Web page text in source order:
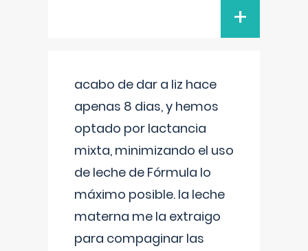
+
acabo de dar a liz hace
apenas 8 dias, y hemos
optado por lactancia
mixta, minimizando el uso
de leche de Fórmula lo
máximo posible. la leche
materna me la extraigo
para compaginar las